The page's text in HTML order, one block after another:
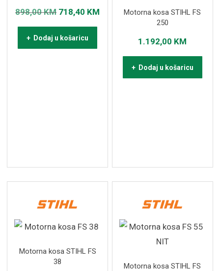
898,00KM Izvorna
cijena
bila
718,40 KM Trenutna
718,40 KM.
+ Dodaj u košaricu
Motorna kosa STIHL FS
250
1.192,00 KM
+ Dodaj u košaricu
Motorna kosa STIHL FS
38
Motorna kosa STIHL FS